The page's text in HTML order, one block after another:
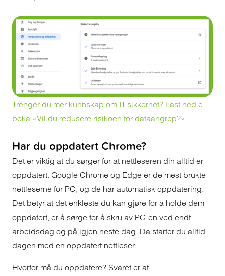
Trenger du mer kunnskap om IT-sikkerhet? Last ned e-
boka «Vil du redusere risikoen for dataangrep?»
Har du oppdatert Chrome?
Det er viktig at du sørger for at nettleseren din alltid er
oppdatert. Google Chrome og Edge er de mest brukte
nettleserne for PC, og de har automatisk oppdatering.
Det betyr at det enkleste du kan gjøre for å holde dem
oppdatert, er å sørge for å skru av PC-en ved endt
arbeidsdag og på igjen neste dag. Da starter du alltid
dagen med en oppdatert nettleser.
Hvorfor må du oppdatere? Svaret er at